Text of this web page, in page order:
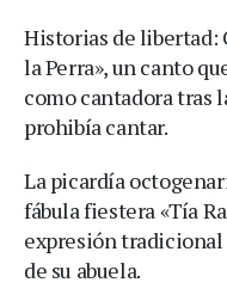
Historias de libertad:
la Perra», un canto
como cantadora tras
prohibía cantar.
La picardía
fábula fiestera «Tía
expresión tradicional
de su abuela.